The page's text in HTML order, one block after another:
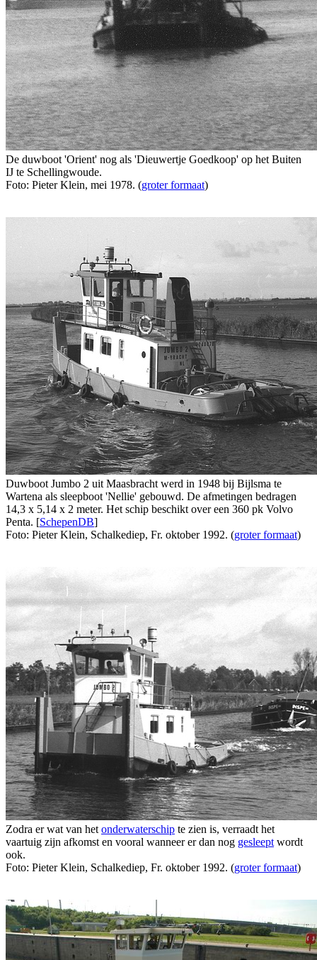
De duwboot 'Orient' nog als 'Dieuwertje Goedkoop' op het Buiten
IJ te Schellingwoude.
Foto: Pieter Klein, mei 1978. (groter formaat)
Duwboot Jumbo 2 uit Maasbracht werd in 1948 bij Bijlsma te
Wartena als sleepboot 'Nellie' gebouwd. De afmetingen bedragen
14,3 x 5,14 x 2 meter. Het schip beschikt over een 360 pk Volvo
Penta. [SchepenDB]
Foto: Pieter Klein, Schalkediep, Fr. oktober 1992. (groter formaat)
Zodra er wat van het onderwaterschip te zien is, verraadt het
vaartuig zijn afkomst en vooral wanneer er dan nog gesleept wordt
ook.
Foto: Pieter Klein, Schalkediep, Fr. oktober 1992. (groter formaat)